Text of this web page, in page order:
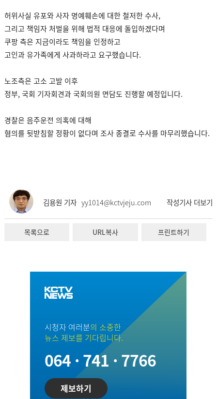
허위사실 유포와 사자 명예훼손에 대한 철저한 수사,
그리고 책임자 처벌을 위해 법적 대응에 돌입하겠다며
쿠팡 측은 지금이라도 책임을 인정하고
고인과 유가족에게 사과하라고 요구했습니다.
노조측은 고소 고발 이후
정부, 국회 기자회견과 국회의원 면담도 진행할 예정입니다.
경찰은 음주운전 의혹에 대해
혐의를 뒷받침할 정황이 없다며 조사 종결로 수사를 마무리했습니다.
김용원 기자 yy1014@kctvjeju.com 작성기사 더보기
목록으로 URL복사 프린트하기
시청자 여러분의 소중한
뉴스 제보를 기다립니다.
064 · 741 · 7766
제보하기